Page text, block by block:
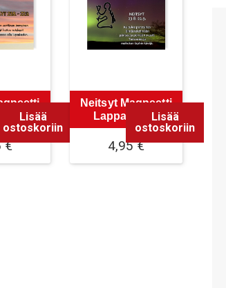
€
Lisää
ostoskoriin
Neitsyt Magneetti
Lappalainen
4,95€
Lisää
ostoskoriin